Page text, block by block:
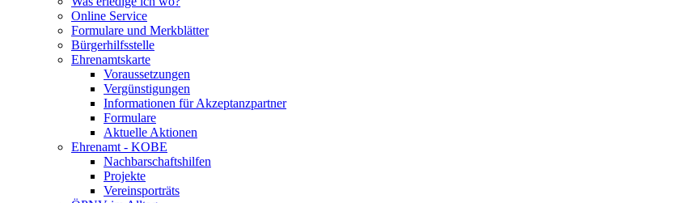
Online Service
Formulare und Merkblätter
Bürgerhilfsstelle
Ehrenamtskarte
Voraussetzungen
Vergünstigungen
Informationen für Akzeptanzpartner
Formulare
Aktuelle Aktionen
Ehrenamt - KOBE
Nachbarschaftshilfen
Projekte
Vereinsporträts